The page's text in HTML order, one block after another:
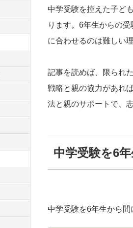
中学受験を控えた子ど
ります。6年生からの
に合わせるのは難しい
記事を読めば、限られ
戦略と親の協力があれ
法と親のサポートで、
中学受験を6
中学受験を6年生から間